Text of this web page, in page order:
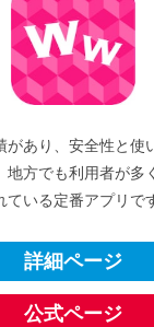
があり、安全性と使
地方でも利用者が多
いる定番アプリで
詳細ページ
公式ページ